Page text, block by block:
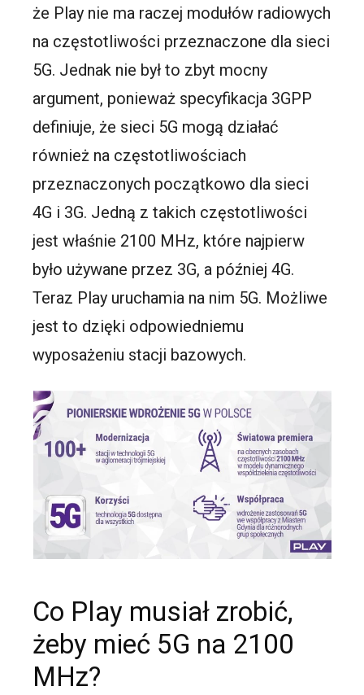
że Play nie ma raczej modułów radiowych
na częstotliwości przeznaczone dla sieci
5G. Jednak nie był to zbyt mocny
argument, ponieważ specyfikacja 3GPP
definiuje, że sieci 5G mogą działać
również na częstotliwościach
przeznaczonych początkowo dla sieci
4G i 3G. Jedną z takich częstotliwości
jest właśnie 2100 MHz, które najpierw
było używane przez 3G, a później 4G.
Teraz Play uruchamia na nim 5G. Możliwe
jest to dzięki odpowiedniemu
wyposażeniu stacji bazowych.
Co Play musiał zrobić,
żeby mieć 5G na 2100
MHz?